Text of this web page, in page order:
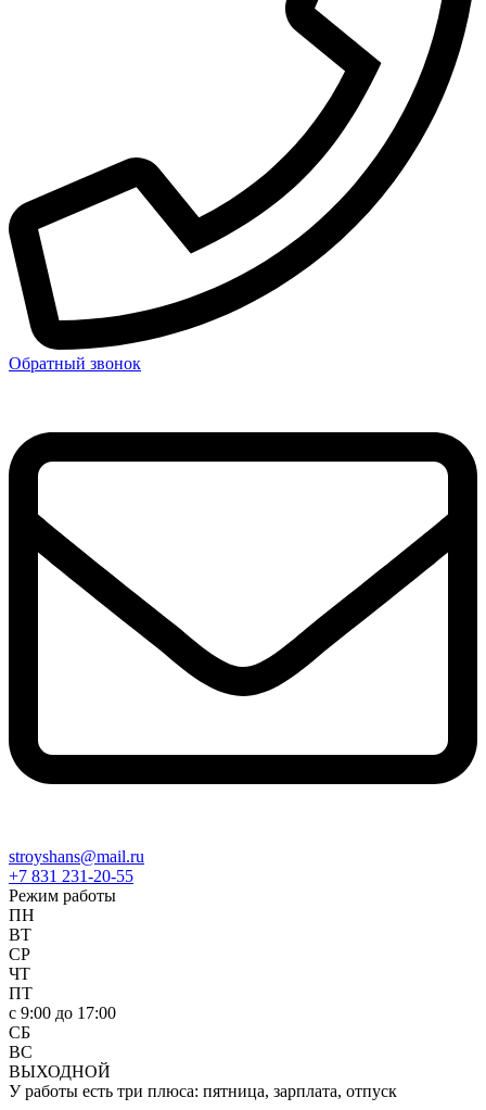
Обратный звонок
stroyshans@mail.ru
+7 831 231-20-55
Режим работы
ПН
ВТ
СР
ЧТ
ПТ
c 9:00 до 17:00
СБ
ВС
ВЫХОДНОЙ
У работы есть три плюса: пятница, зарплата, отпуск